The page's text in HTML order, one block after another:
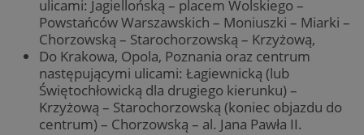
ulicami: Jagiellońską – placem Wolskiego –
Powstańców Warszawskich – Moniuszki – Miarki –
Chorzowską – Starochorzowską – Krzyżową,
Do Krakowa, Opola, Poznania oraz centrum
następującymi ulicami: Łagiewnicką (lub
Świętochłowicką dla drugiego kierunku) –
Krzyżową – Starochorzowską (koniec objazdu do
centrum) – Chorzowską – al. Jana Pawła II.